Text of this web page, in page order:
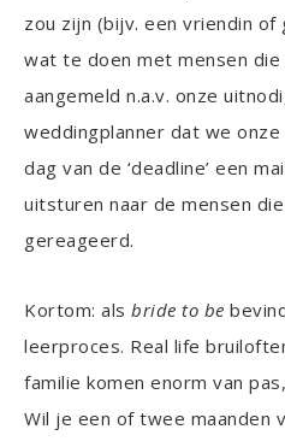
zou zijn (bijv. een vriendin
wat te doen met mensen die
aangemeld n.a.v. onze
weddingplanner dat we
dag van de ‘deadline’ een
uitsturen naar de mensen
gereageerd.
Kortom: als bride to be
leerproces. Real life
familie komen enorm van
Wil je een of twee maanden